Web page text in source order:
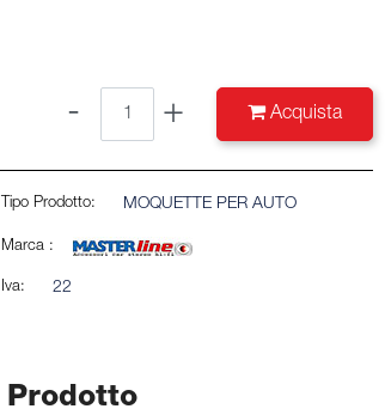
Acquista
Tipo Prodotto: MOQUETTE PER AUTO
Marca :
Iva: 22
Prodotto